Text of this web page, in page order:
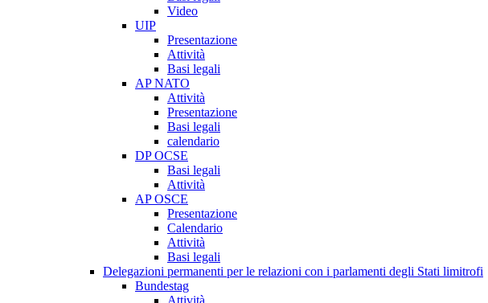
Video
UIP
Presentazione
Attività
Basi legali
AP NATO
Attività
Presentazione
Basi legali
calendario
DP OCSE
Basi legali
Attività
AP OSCE
Presentazione
Calendario
Attività
Basi legali
Delegazioni permanenti per le relazioni con i parlamenti degli Stati limitrofi
Bundestag